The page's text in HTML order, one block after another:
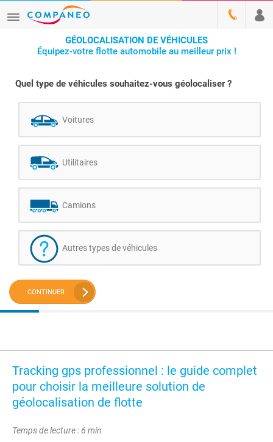
GÉOLOCALISATION DE VÉHICULES
Équipez-votre flotte automobile au meilleur prix !
Quel type de véhicules souhaitez-vous géolocaliser ?
Voitures
Utilitaires
Camions
Autres types de véhicules
CONTINUER
Tracking gps professionnel : le guide complet
pour choisir la meilleure solution de
géolocalisation de flotte
Temps de lecture : 6 min